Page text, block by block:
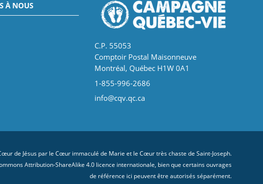
À NOUS
C.P. 55053
Comptoir Postal Maisonneuve
Montréal, Québec H1W 0A1
1-855-996-2686
info@cqv.qc.ca
de Jésus par le Cœur immaculé de Marie et le Cœur très chaste de Saint-Joseph.
Attribution-ShareAlike 4.0 licence internationale , bien que certains ouvrages
de référence ici peuvent être autorisés séparément.